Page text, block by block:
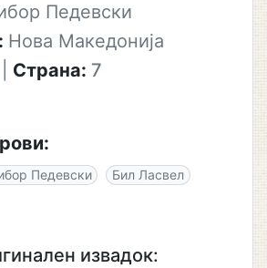
Педевски
Нова Македонија
Страна: 7
Педевски
Бил Ласвел
извадок: